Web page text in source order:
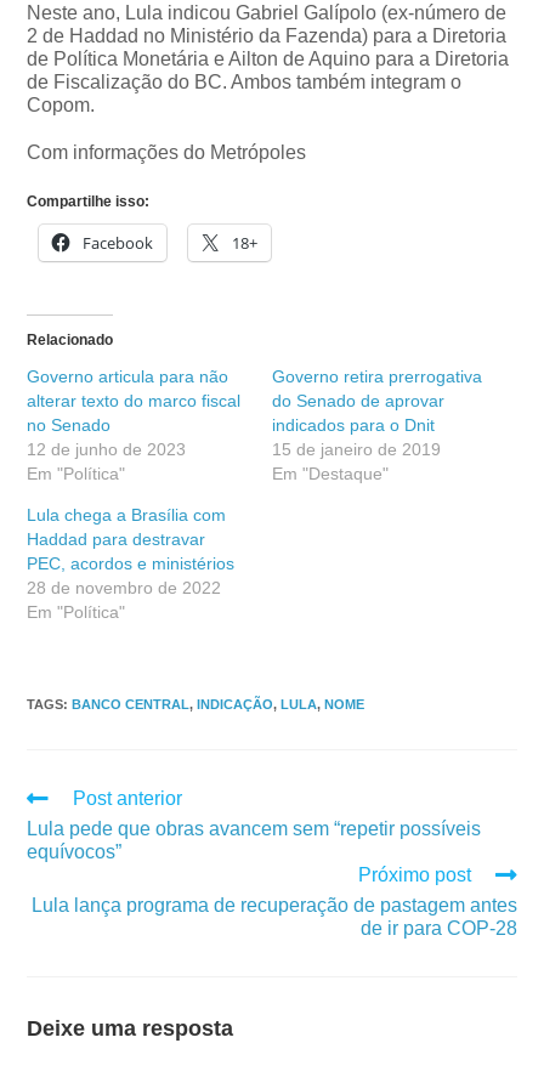
Neste ano, Lula indicou Gabriel Galípolo (ex-número de
2 de Haddad no Ministério da Fazenda) para a Diretoria
de Política Monetária e Ailton de Aquino para a Diretoria
de Fiscalização do BC. Ambos também integram o
Copom.
Com informações do Metrópoles
Compartilhe isso:
Facebook 18+
Relacionado
Governo articula para não
alterar texto do marco fiscal
no Senado
12 de junho de 2023
Em "Política"
Governo retira prerrogativa
do Senado de aprovar
indicados para o Dnit
15 de janeiro de 2019
Em "Destaque"
Lula chega a Brasília com
Haddad para destravar
PEC, acordos e ministérios
28 de novembro de 2022
Em "Política"
TAGS:BANCO CENTRAL, INDICAÇÃO, LULA, NOME
Post anterior
Lula pede que obras avancem sem “repetir possíveis
equívocos”
Próximo post
Lula lança programa de recuperação de pastagem antes
de ir para COP-28
Deixe uma resposta